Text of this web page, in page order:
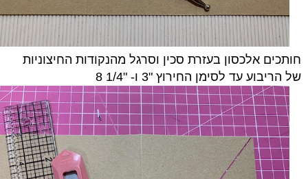
חותכים אלכסון בעזרת סכין וסרגל מהנקודות החיצוניות
של הריבוע עד לסימן החירוץ "3 ו- "1/4 8